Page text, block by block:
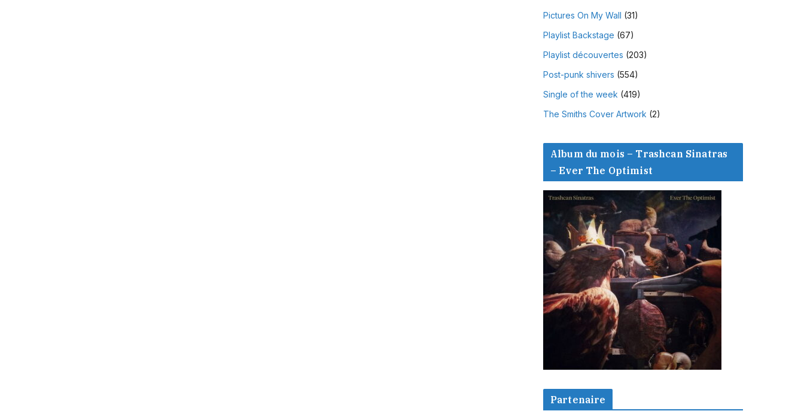
Pictures On My Wall (31)
Playlist Backstage (67)
Playlist découvertes (203)
Post-punk shivers (554)
Single of the week (419)
The Smiths Cover Artwork (2)
Album du mois – Trashcan Sinatras
– Ever The Optimist
Partenaire